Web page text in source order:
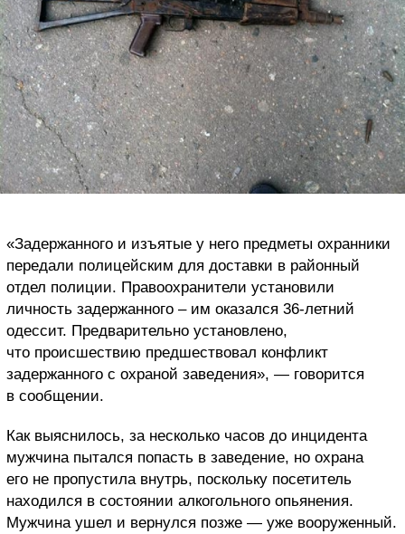
«Задержанного и изъятые у него предметы охранники
передали полицейским для доставки в районный
отдел полиции. Правоохранители установили
личность задержанного – им оказался 36-летний
одессит. Предварительно установлено,
что происшествию предшествовал конфликт
задержанного с охраной заведения», — говорится
в сообщении.
Как выяснилось, за несколько часов до инцидента
мужчина пытался попасть в заведение, но охрана
его не пропустила внутрь, поскольку посетитель
находился в состоянии алкогольного опьянения.
Мужчина ушел и вернулся позже — уже вооруженный.